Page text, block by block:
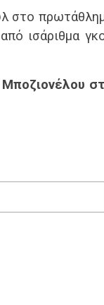
στο
ισάριθμα